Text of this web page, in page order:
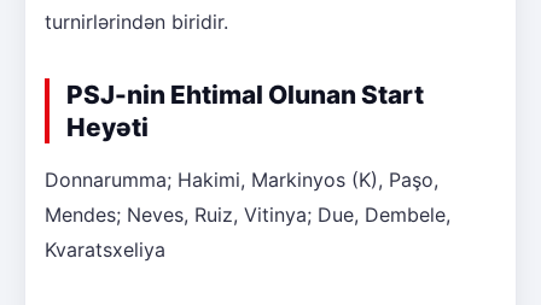
turnirlərindən biridir.
PSJ-nin Ehtimal Olunan Start
Heyəti
Donnarumma; Hakimi, Markinyos (K), Paşo,
Mendes; Neves, Ruiz, Vitinya; Due, Dembele,
Kvaratsxeliya